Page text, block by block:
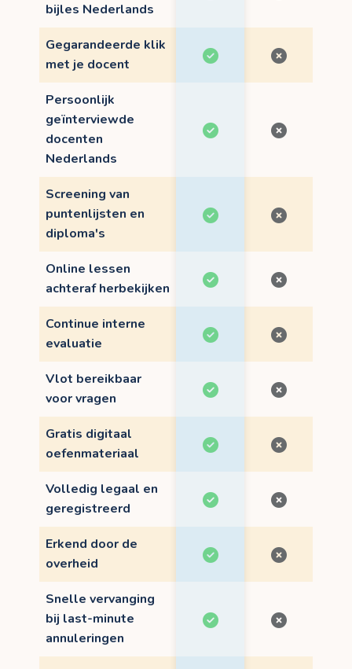
bijles Nederlands
Gegarandeerde klik
met je docent
Persoonlijk
geïnterviewde
docenten
Nederlands
Screening van
puntenlijsten en
diploma's
Online lessen
achteraf herbekijken
Continue interne
evaluatie
Vlot bereikbaar
voor vragen
Gratis digitaal
oefenmateriaal
Volledig legaal en
geregistreerd
Erkend door de
overheid
Snelle vervanging
bij last-minute
annuleringen